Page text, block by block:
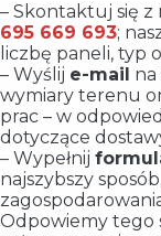
– Skontaktuj się z
695 669 693;
liczbę paneli, typ
– Wyślij e-mail na
wymiary terenu
prac – w
dotyczące
– Wypełnij
najszybszy
Odpowiemy tego